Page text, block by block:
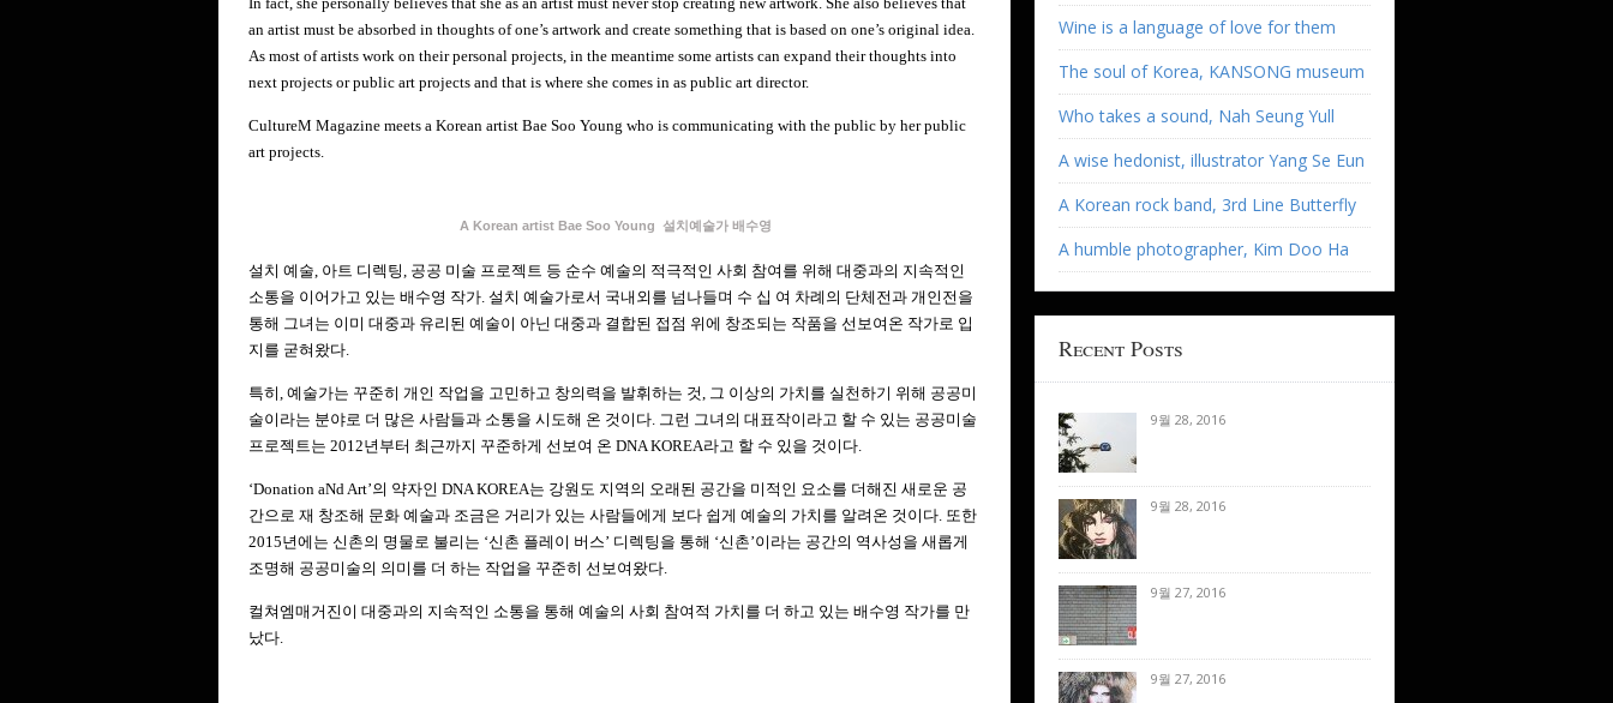
an artist must be absorbed in thoughts of one’s artwork and create something that is based on one’s original idea.
As most of artists work on their personal projects, in the meantime some artists can expand their thoughts into
next projects or public art projects and that is where she comes in as public art director.
CultureM Magazine meets a Korean artist Bae Soo Young who is communicating with the public by her public
art projects.
A Korean artist Bae Soo Young 설치예술가 배수영
설치 예술, 아트 디렉팅, 공공 미술 프로젝트 등 순수 예술의 적극적인 사회 참여를 위해 대중과의 지속적인
소통을 이어가고 있는 배수영 작가. 설치 예술가로서 국내외를 넘나들며 수 십 여 차례의 단체전과 개인전을
통해 그녀는 이미 대중과 유리된 예술이 아닌 대중과 결합된 접점 위에 창조되는 작품을 선보여온 작가로 입
지를 굳혀왔다.
특히, 예술가는 꾸준히 개인 작업을 고민하고 창의력을 발휘하는 것, 그 이상의 가치를 실천하기 위해 공공미
술이라는 분야로 더 많은 사람들과 소통을 시도해 온 것이다. 그런 그녀의 대표작이라고 할 수 있는 공공미술
프로젝트는 2012년부터 최근까지 꾸준하게 선보여 온 DNA KOREA라고 할 수 있을 것이다.
‘Donation aNd Art’의 약자인 DNA KOREA는 강원도 지역의 오래된 공간을 미적인 요소를 더해진 새로운 공
간으로 재 창조해 문화 예술과 조금은 거리가 있는 사람들에게 보다 쉽게 예술의 가치를 알려온 것이다. 또한
2015년에는 신촌의 명물로 불리는 ‘신촌 플레이 버스’ 디렉팅을 통해 ‘신촌’이라는 공간의 역사성을 새롭게
조명해 공공미술의 의미를 더 하는 작업을 꾸준히 선보여왔다.
컬쳐엠매거진이 대중과의 지속적인 소통을 통해 예술의 사회 참여적 가치를 더 하고 있는 배수영 작가를 만
났다.
Wine is a language of love for them
The soul of Korea, KANSONG museum
Who takes a sound, Nah Seung Yull
A wise hedonist, illustrator Yang Se Eun
A Korean rock band, 3rd Line Butterfly
A humble photographer, Kim Doo Ha
Recent Posts
9월 28, 2016
9월 28, 2016
9월 27, 2016
9월 27, 2016